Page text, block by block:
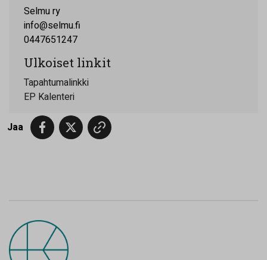
Selmu ry
info@selmu.fi
0447651247
Ulkoiset linkit
Tapahtumalinkki
EP Kalenteri
Jaa